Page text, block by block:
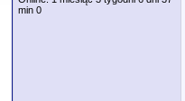
min 0